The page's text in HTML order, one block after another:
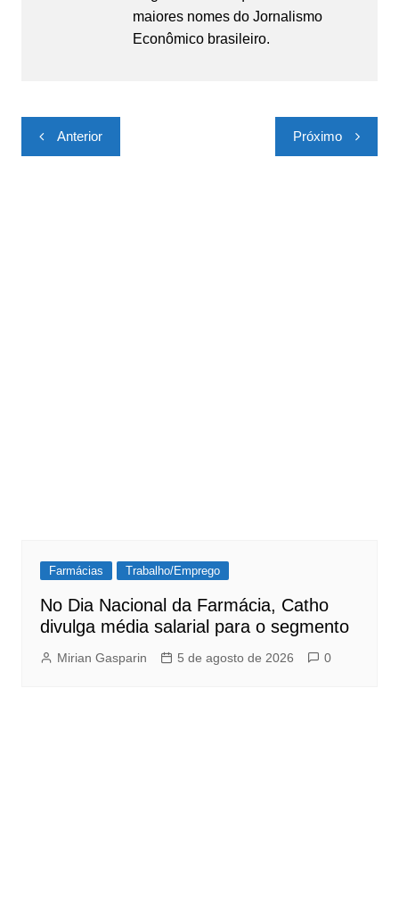
maiores nomes do Jornalismo
Econômico brasileiro.
Navegação
de
Anterior Próximo
Farmácias Trabalho/Emprego
No Dia Nacional da Farmácia, Catho
divulga média salarial para o segmento
Mirian Gasparin 5 de agosto de 2026 0